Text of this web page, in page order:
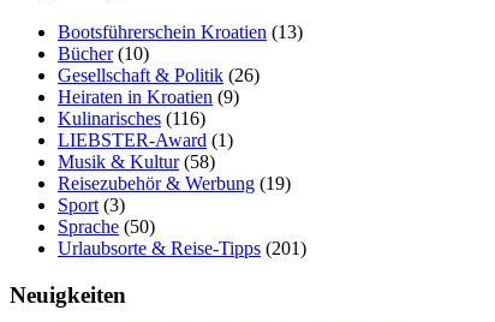
Bootsführerschein Kroatien (13)
Bücher(10)
Gesellschaft & Politik (26)
Heiraten in Kroatien (9)
Kulinarisches (116)
LIEBSTER-Award (1)
Musik & Kultur(58)
Reisezubehör & Werbung (19)
Sport (3)
Sprache (50)
Urlaubsorte & Reise-Tipps (201)
Neuigkeiten